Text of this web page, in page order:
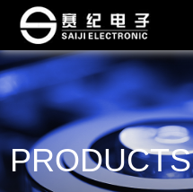
PRODUCTS